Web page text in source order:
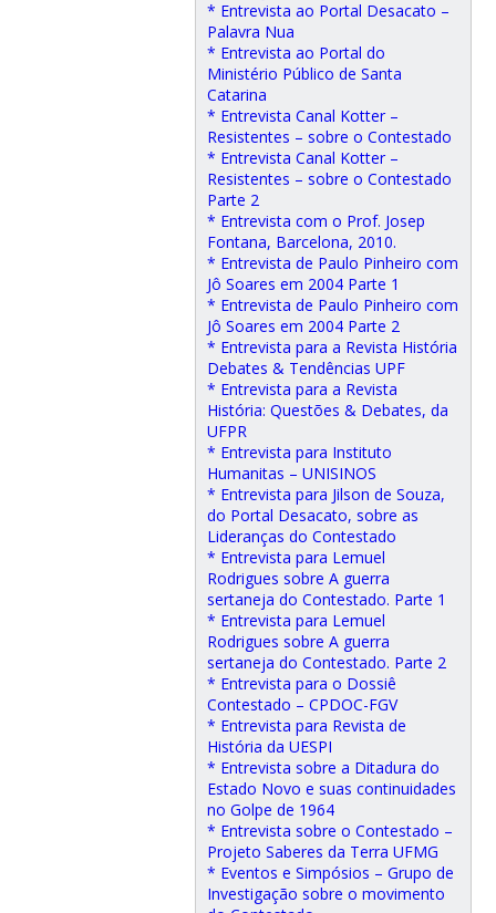
* Entrevista ao Portal Desacato –
Palavra Nua
* Entrevista ao Portal do
Ministério Público de Santa
Catarina
* Entrevista Canal Kotter –
Resistentes – sobre o Contestado
* Entrevista Canal Kotter –
Resistentes – sobre o Contestado
Parte 2
* Entrevista com o Prof. Josep
Fontana, Barcelona, 2010.
* Entrevista de Paulo Pinheiro com
Jô Soares em 2004 Parte 1
* Entrevista de Paulo Pinheiro com
Jô Soares em 2004 Parte 2
* Entrevista para a Revista História
Debates & Tendências UPF
* Entrevista para a Revista
História: Questões & Debates, da
UFPR
* Entrevista para Instituto
Humanitas – UNISINOS
* Entrevista para Jilson de Souza,
do Portal Desacato, sobre as
Lideranças do Contestado
* Entrevista para Lemuel
Rodrigues sobre A guerra
sertaneja do Contestado. Parte 1
* Entrevista para Lemuel
Rodrigues sobre A guerra
sertaneja do Contestado. Parte 2
* Entrevista para o Dossiê
Contestado – CPDOC-FGV
* Entrevista para Revista de
História da UESPI
* Entrevista sobre a Ditadura do
Estado Novo e suas continuidades
no Golpe de 1964
* Entrevista sobre o Contestado –
Projeto Saberes da Terra UFMG
* Eventos e Simpósios – Grupo de
Investigação sobre o movimento